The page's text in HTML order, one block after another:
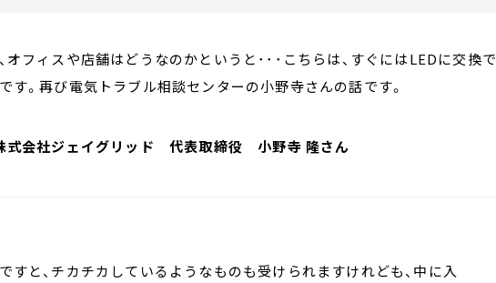
オフィスや店舗はどうなのかというと･･･こちらは、すぐにはLEDに交換で
す。再び電気トラブル相談センターの小野寺さんの話です。
式会社ジェイグリッド 代表取締役 小野寺 隆さん
すと、チカチカしているようなものも受けられますけれども、中に入